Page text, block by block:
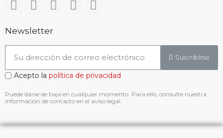
Newsletter
Suscribirse
Acepto la política de privacidad
Puede darse de baja en cualquier momento. Para ello, consulte nuestra
información de contacto en el aviso legal.